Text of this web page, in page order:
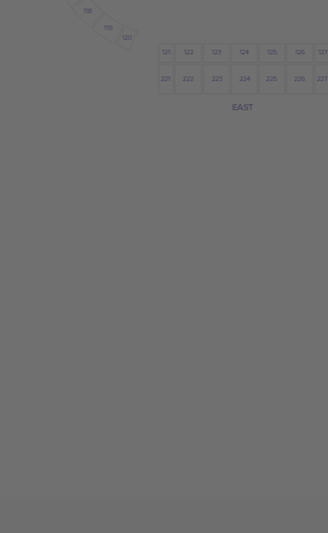
227
226
225
224
223
222
221
127
126
125
124
123
122
121
120
119
EAST